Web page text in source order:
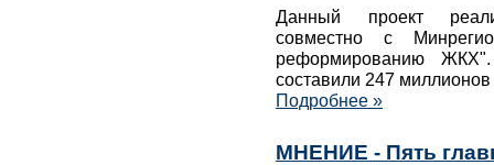
Данный проект
совместно с
реформированию
составили 247 миллионов
Подробнее »
МНЕНИЕ - Пять